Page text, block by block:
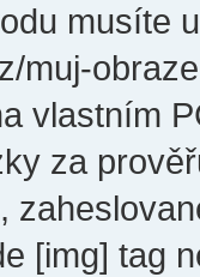
musíte
muj-
vlastním
za
[img] tag